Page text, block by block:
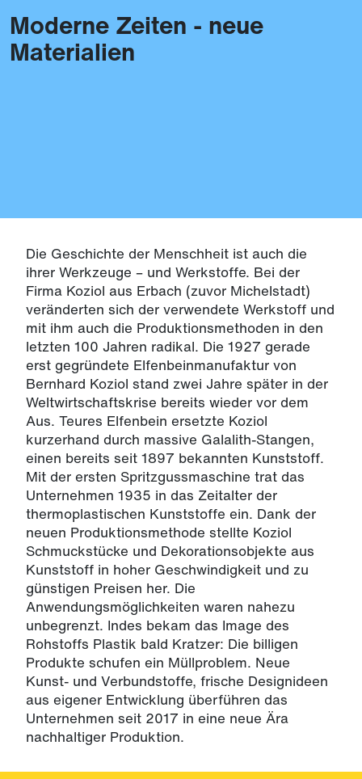
Themen
Moderne Zeiten - neue
Materialien
Die Geschichte der Menschheit ist auch die
ihrer Werkzeuge – und Werkstoffe. Bei der
Firma Koziol aus Erbach (zuvor Michelstadt)
veränderten sich der verwendete Werkstoff und
mit ihm auch die Produktionsmethoden in den
letzten 100 Jahren radikal. Die 1927 gerade
erst gegründete Elfenbeinmanufaktur von
Bernhard Koziol stand zwei Jahre später in der
Weltwirtschaftskrise bereits wieder vor dem
Aus. Teures Elfenbein ersetzte Koziol
kurzerhand durch massive Galalith-Stangen,
einen bereits seit 1897 bekannten Kunststoff.
Mit der ersten Spritzgussmaschine trat das
Unternehmen 1935 in das Zeitalter der
thermoplastischen Kunststoffe ein. Dank der
neuen Produktionsmethode stellte Koziol
Schmuckstücke und Dekorationsobjekte aus
Kunststoff in hoher Geschwindigkeit und zu
günstigen Preisen her. Die
Anwendungsmöglichkeiten waren nahezu
unbegrenzt. Indes bekam das Image des
Rohstoffs Plastik bald Kratzer: Die billigen
Produkte schufen ein Müllproblem. Neue
Kunst- und Verbundstoffe, frische Designideen
aus eigener Entwicklung überführen das
Unternehmen seit 2017 in eine neue Ära
nachhaltiger Produktion.